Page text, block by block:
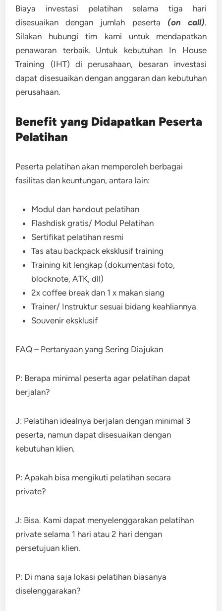
Biaya investasi pelatihan selama tiga hari
disesuaikan dengan jumlah peserta (on call).
Silakan hubungi tim kami untuk mendapatkan
penawaran terbaik. Untuk kebutuhan In House
Training (IHT) di perusahaan, besaran investasi
dapat disesuaikan dengan anggaran dan kebutuhan
perusahaan.
Benefit yang Didapatkan Peserta
Pelatihan
Peserta pelatihan akan memperoleh berbagai
fasilitas dan keuntungan, antara lain:
Modul dan handout pelatihan
Flashdisk gratis/ Modul Pelatihan
Sertifikat pelatihan resmi
Tas atau backpack eksklusif training
Training kit lengkap (dokumentasi foto,
blocknote, ATK, dll)
2x coffee break dan 1 x makan siang
Trainer/ Instruktur sesuai bidang keahliannya
Souvenir eksklusif
FAQ – Pertanyaan yang Sering Diajukan
P: Berapa minimal peserta agar pelatihan dapat
berjalan?
J: Pelatihan idealnya berjalan dengan minimal 3
peserta, namun dapat disesuaikan dengan
kebutuhan klien.
P: Apakah bisa mengikuti pelatihan secara
private?
J: Bisa. Kami dapat menyelenggarakan pelatihan
private selama 1 hari atau 2 hari dengan
persetujuan klien.
P: Di mana saja lokasi pelatihan biasanya
diselenggarakan?